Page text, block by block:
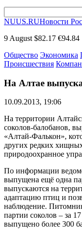
NUUS.RUНовости
9 August $82.17 €94.84
Общество Экономика
Происшествия
На Алтае
10.09.2013, 19:06
На территории
соколов-балобанов,
«Алтай-Фалькон»,
других редких
природоохранное
По информации
выпущена ещё одна
выпускаются на
адаптацию птиц и
наблюдение.
партии соколов – за
выпущено более 300